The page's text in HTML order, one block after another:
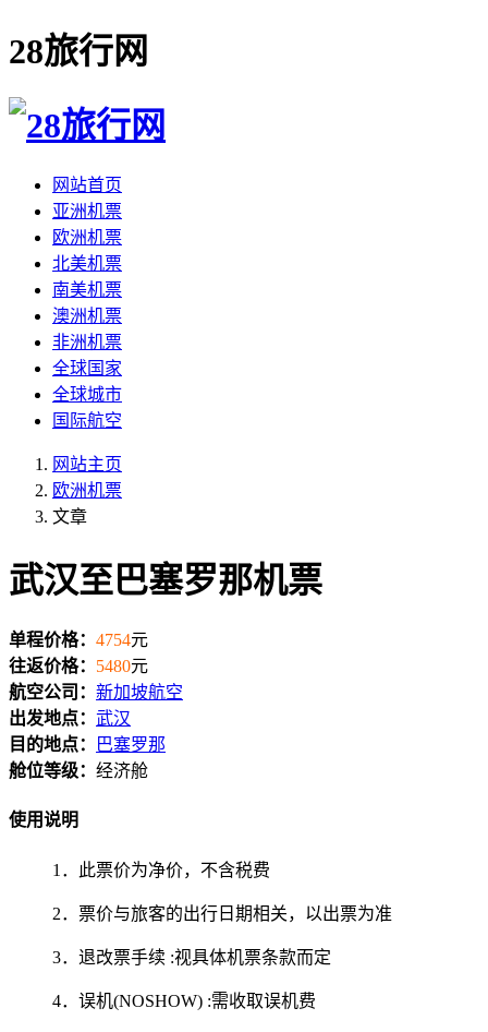
28旅行网
网站首页
亚洲机票
欧洲机票
北美机票
南美机票
澳洲机票
非洲机票
全球国家
全球城市
国际航空
网站主页
欧洲机票
文章
武汉至巴塞罗那机票
单程价格： 4754元
往返价格： 5480元
航空公司： 新加坡航空
出发地点： 武汉
目的地点：
巴塞罗那
舱位等级： 经济舱
使用说明
1．此票价为净价，不含税费
2．票价与旅客的出行日期相关，以出票为准
3．退改票手续 :视具体机票条款而定
4．误机(NOSHOW) :需收取误机费